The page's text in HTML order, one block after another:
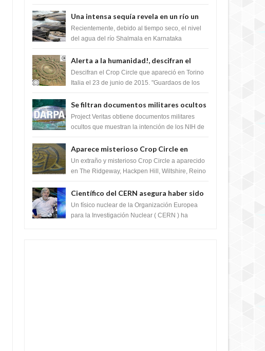
m...
Una intensa sequía revela en un río un
impresionante hallazgo de miles de
Shiva Lingas
Recientemente, debido al tiempo seco, el nivel
del agua del río Shalmala en Karnataka
Shiv...
Alerta a la humanidad!, descifran el
mensaje del Crop Circle de Torino ,Italia
Descifran el Crop Circle que apareció en Torino
Italia el 23 de junio de 2015. "Guardaos de los
Se filtran documentos militares ocultos
que muestran la intención de los NIH de
crear el SARS-CoV-2, utilizando la
Project Veritas obtiene documentos militares
ocultos que muestran la intención de los NIH de
Aparece misterioso Crop Circle en
Reino Unido 23 de junio 2016
Un extraño y misterioso Crop Circle a aparecido
en The Ridgeway, Hackpen Hill, Wiltshire, Reino
Científico del CERN asegura haber sido
ayudado por seres de luz durante una
prueba del Colisionador de Hadrones
Un físico nuclear de la Organización Europea
para la Investigación Nuclear ( CERN ) ha